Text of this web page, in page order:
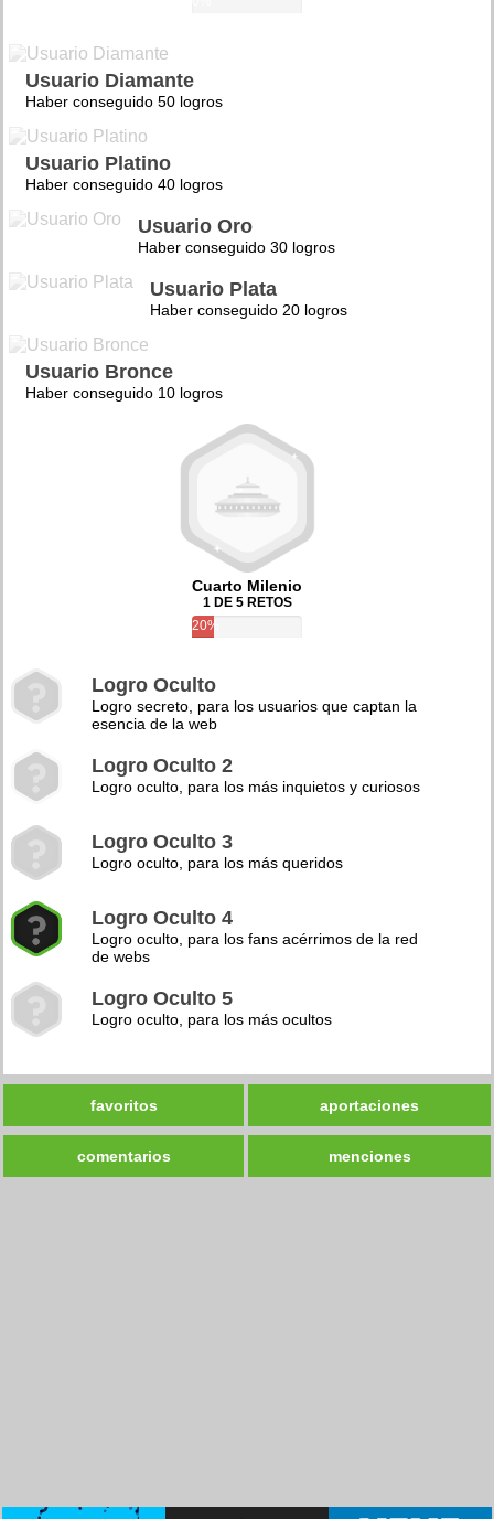
Usuario Diamante
Haber conseguido 50 logros
Usuario Platino
Haber conseguido 40 logros
Usuario Oro
Haber conseguido 30 logros
Usuario Plata
Haber conseguido 20 logros
Usuario Bronce
Haber conseguido 10 logros
Cuarto Milenio
1 DE 5 RETOS
20%
Logro Oculto
Logro secreto, para los usuarios que captan la
esencia de la web
Logro Oculto 2
Logro oculto, para los más inquietos y curiosos
Logro Oculto 3
Logro oculto, para los más queridos
Logro Oculto 4
Logro oculto, para los fans acérrimos de la red
de webs
Logro Oculto 5
Logro oculto, para los más ocultos
favoritos aportaciones
comentarios menciones